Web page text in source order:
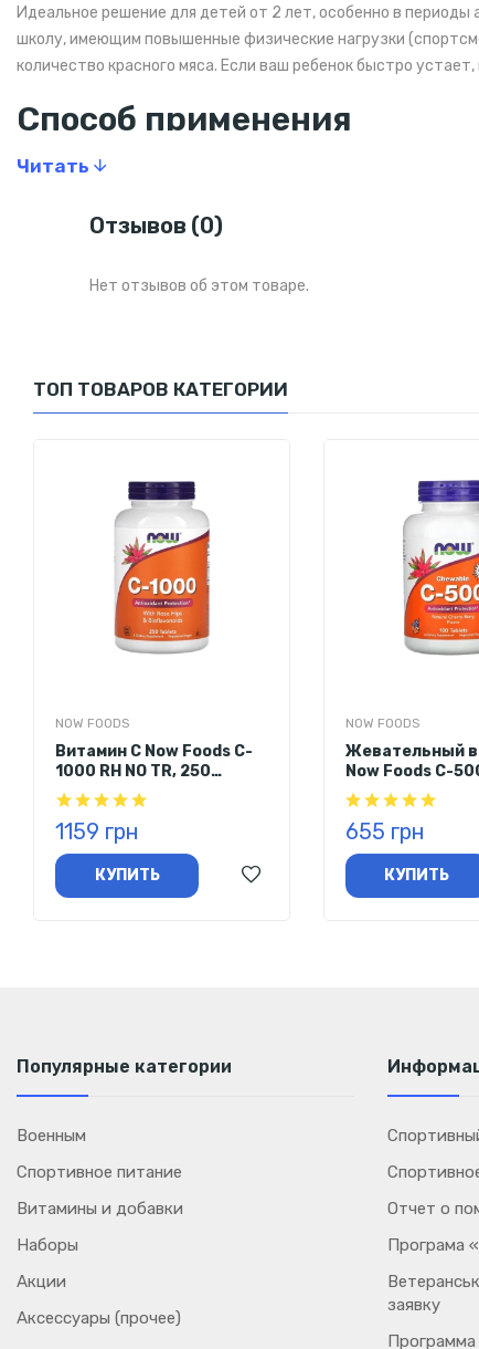
Идеальное решение для детей от 2 лет, особенно в
школу, имеющим повышенные физические нагрузки
количество красного мяса. Если ваш ребенок быстро
Способ применения
Детям в возрасте от 2 до 12 лет рекомендуется принимать по
шести лет — храните продукт в недоступном для детей
Состав
Калории
3
Витамин C
(аскорбиновая кислота)
Железо
(феррисахарат)
Натрий 5
Читать
Отзывов (0)
Нет отзывов об этом товаре.
ТОП ТОВАРОВ КАТЕГОРИИ
NOW FOODS
Витамин С Now Foods C-
1000 RH NO TR, 250
таблеток
1159 грн
КУПИТЬ
NOW FOODS
Жевательный
Now Foods C-
100 таблеток
655 грн
КУПИТЬ
Популярные категории
Военным
Спортивное питание
Витамины и добавки
Наборы
Акции
Аксессуары (прочее)
Отчет о
Програма
заявку
Программа